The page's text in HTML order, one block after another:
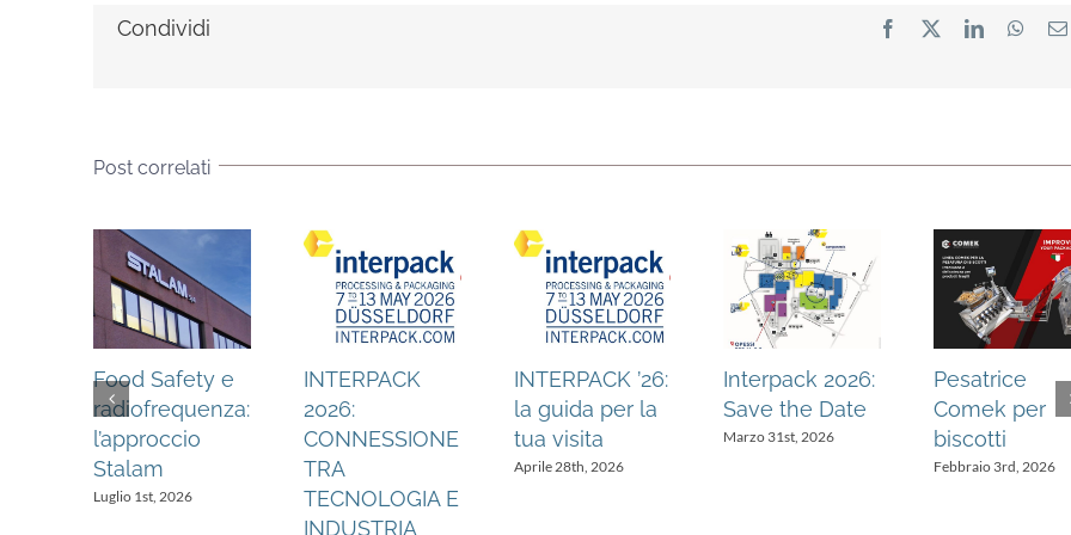
Condividi Facebook
X LinkedIn
Post correlati
Food Safety e
radiofrequenza:
l’approccio
Stalam
Luglio 1st, 2026
INTERPACK
2026:
CONNESSIONE
TRA
TECNOLOGIA E
INDUSTRIA
INTERPACK ’26:
la guida per la
tua visita
Aprile 28th, 2026
Interpack 2026:
Save the Date
Marzo 31st, 2026
Pesatrice
Comek per
biscotti
Febbraio 3rd, 2026